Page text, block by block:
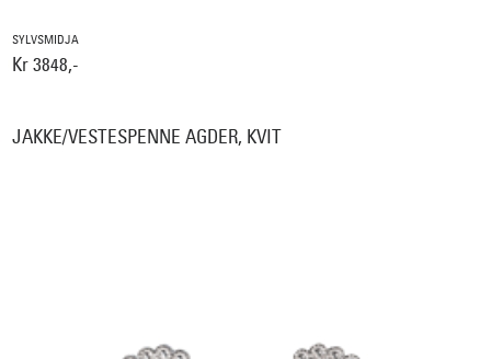
SYLVSMIDJA
Kr 3848,-
JAKKE/VESTESPENNE AGDER, KVIT